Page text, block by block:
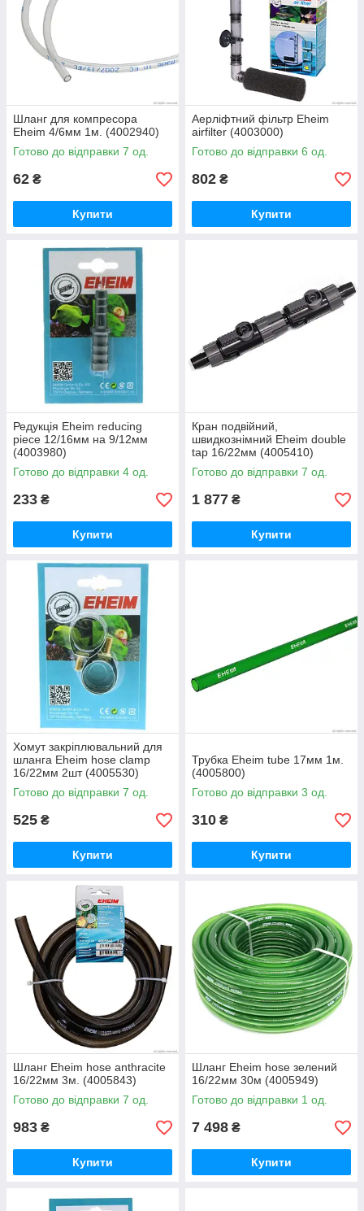
Шланг для компресора
Eheim 4/6мм 1м. (4002940)
Готово до відправки 7 од.
62 ₴
Купити
Аерліфтний фільтр Eheim
airfilter (4003000)
Готово до відправки 6 од.
802 ₴
Купити
Редукція Eheim reducing
piece 12/16мм на 9/12мм
(4003980)
Готово до відправки 4 од.
233 ₴
Купити
Кран подвійний,
швидкознімний Eheim double
tap 16/22мм (4005410)
Готово до відправки 7 од.
1 877 ₴
Купити
Хомут закріплювальний для
шланга Eheim hose clamp
16/22мм 2шт (4005530)
Готово до відправки 7 од.
525 ₴
Купити
Трубка Eheim tube 17мм 1м.
(4005800)
Готово до відправки 3 од.
310 ₴
Купити
Шланг Eheim hose anthracite
16/22мм 3м. (4005843)
Готово до відправки 7 од.
983 ₴
Купити
Шланг Eheim hose зелений
16/22мм 30м (4005949)
Готово до відправки 1 од.
7 498 ₴
Купити